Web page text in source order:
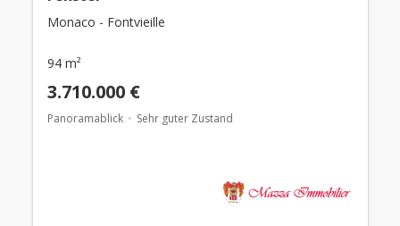
Monaco - Fontvieille
94 m²
3.710.000 €
Panoramablick Sehr guter Zustand